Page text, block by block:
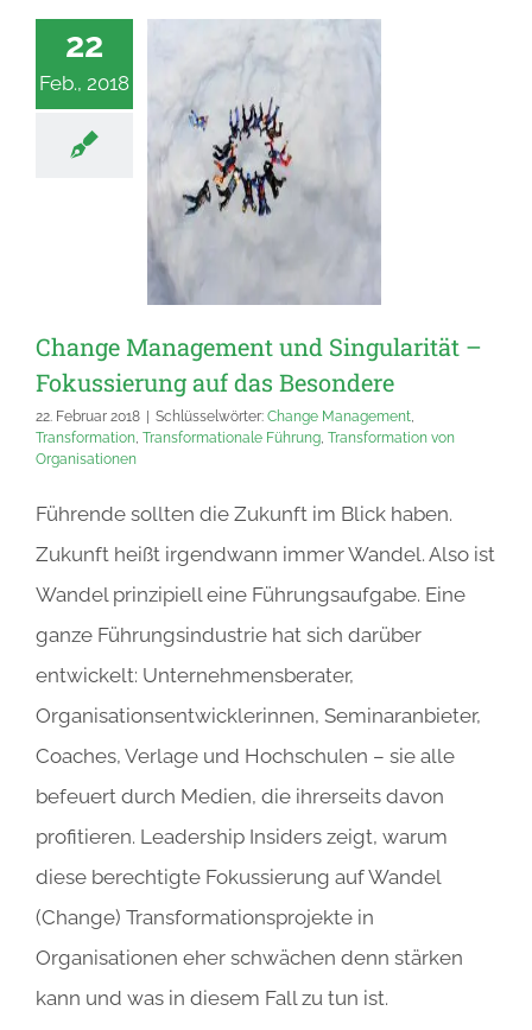
22
Feb., 2018
Change Management und Singularität –
Fokussierung auf das Besondere
22. Februar 2018 Schlüsselwörter: Change Management,
Transformation, Transformationale Führung, Transformation von
Organisationen
Führende sollten die Zukunft im Blick haben.
Zukunft heißt irgendwann immer Wandel. Also ist
Wandel prinzipiell eine Führungsaufgabe. Eine
ganze Führungsindustrie hat sich darüber
entwickelt: Unternehmensberater,
Organisationsentwicklerinnen, Seminaranbieter,
Coaches, Verlage und Hochschulen – sie alle
befeuert durch Medien, die ihrerseits davon
profitieren. Leadership Insiders zeigt, warum
diese berechtigte Fokussierung auf Wandel
(Change) Transformationsprojekte in
Organisationen eher schwächen denn stärken
kann und was in diesem Fall zu tun ist.